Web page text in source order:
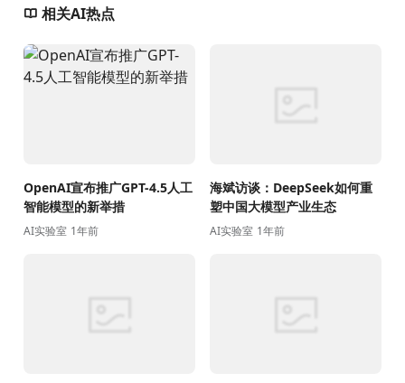
相关AI热点
OpenAI宣布推广GPT-4.5人工
智能模型的新举措
AI实验室 1年前
海斌访谈：DeepSeek如何重
塑中国大模型产业生态
AI实验室 1年前